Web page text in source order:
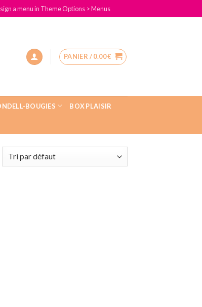
a menu in Theme Options > Menus
PANIER /0.00€
BOUGIES BOX PLAISIR